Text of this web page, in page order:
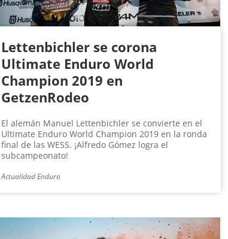
Lettenbichler se corona
Ultimate Enduro World
Champion 2019 en
GetzenRodeo
El alemán Manuel Lettenbichler se convierte en el
Ultimate Enduro World Champion 2019 en la ronda
final de las WESS. ¡Alfredo Gómez logra el
subcampeonato!
Actualidad Enduro